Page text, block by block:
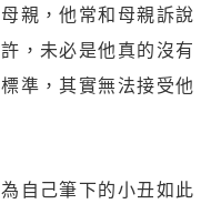
親，他常和母親訴說
，未必是他真的沒有
準，其實無法接受他
自己筆下的小丑如此